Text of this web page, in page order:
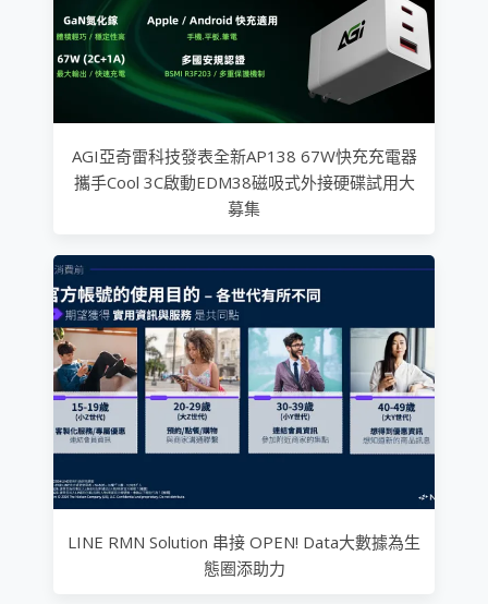
AGI亞奇雷科技發表全新AP138 67W快充充電器
攜手Cool 3C啟動EDM38磁吸式外接硬碟試用大
募集
LINE RMN Solution 串接 OPEN! Data大數據為生
態圈添助力